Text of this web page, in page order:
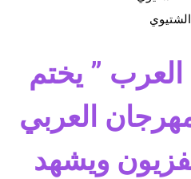
” يختم
24 للمهرجان العربي
ويشهد